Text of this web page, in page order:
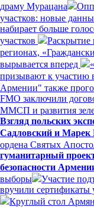
драму Мурацана
участков: новые
набирает больше
участков
Раскрытие
регионах,
вырывается вперед
призывают к участию
Армении" также
FMO заключили
ММСП и развития
Взгляд польских
Садловский и Марек
ордена Святых
гуманитарный
безопасности
выборы
Участие
вручили сертификаты
Круглый стол